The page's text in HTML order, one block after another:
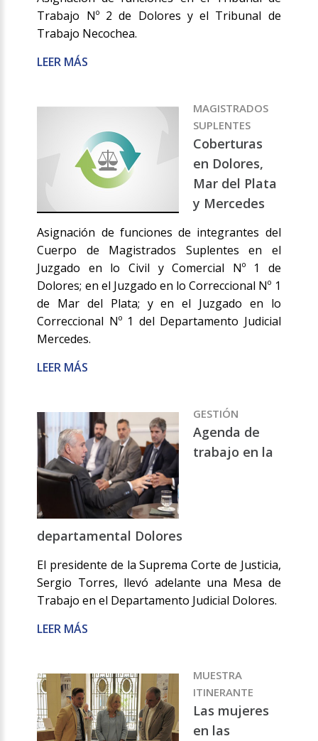
Trabajo Nº 2 de Dolores y el Tribunal de
Trabajo Necochea.
LEER MÁS
MAGISTRADOS
SUPLENTES
Coberturas
en Dolores,
Mar del Plata
y Mercedes
Asignación de funciones de integrantes del
Cuerpo de Magistrados Suplentes en el
Juzgado en lo Civil y Comercial Nº 1 de
Dolores; en el Juzgado en lo Correccional Nº 1
de Mar del Plata; y en el Juzgado en lo
Correccional Nº 1 del Departamento Judicial
Mercedes.
LEER MÁS
GESTIÓN
Agenda de
trabajo en la
departamental Dolores
El presidente de la Suprema Corte de Justicia,
Sergio Torres, llevó adelante una Mesa de
Trabajo en el Departamento Judicial Dolores.
LEER MÁS
MUESTRA
ITINERANTE
Las mujeres
en las